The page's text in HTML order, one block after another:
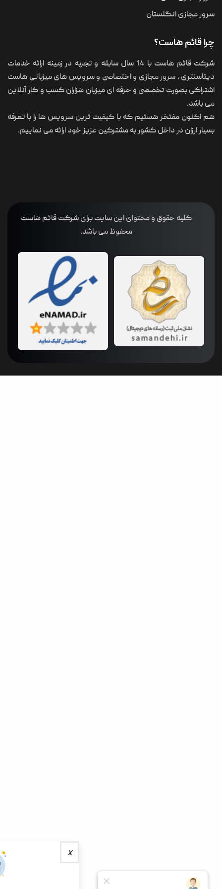
شرکت قائم هاست با 14 سال سابقه و تجربه در زمینه ارائه خدمات
سرور مجازی و اختصاصی و سرویس های میزبانی هاست
تخصصی و حرفه ای میزبان هزاران کسب و کار آنلاین
هستیم که با کیفیت ترین سرویس ها را با تعرفه
داخل کشور به مشترکین عزیز خود ارائه می نماییم.
و محتوای این سایت برای شرکت قائم هاست
محفوظ می باشد.